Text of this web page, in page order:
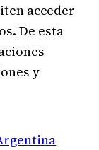
acceder
De esta
y